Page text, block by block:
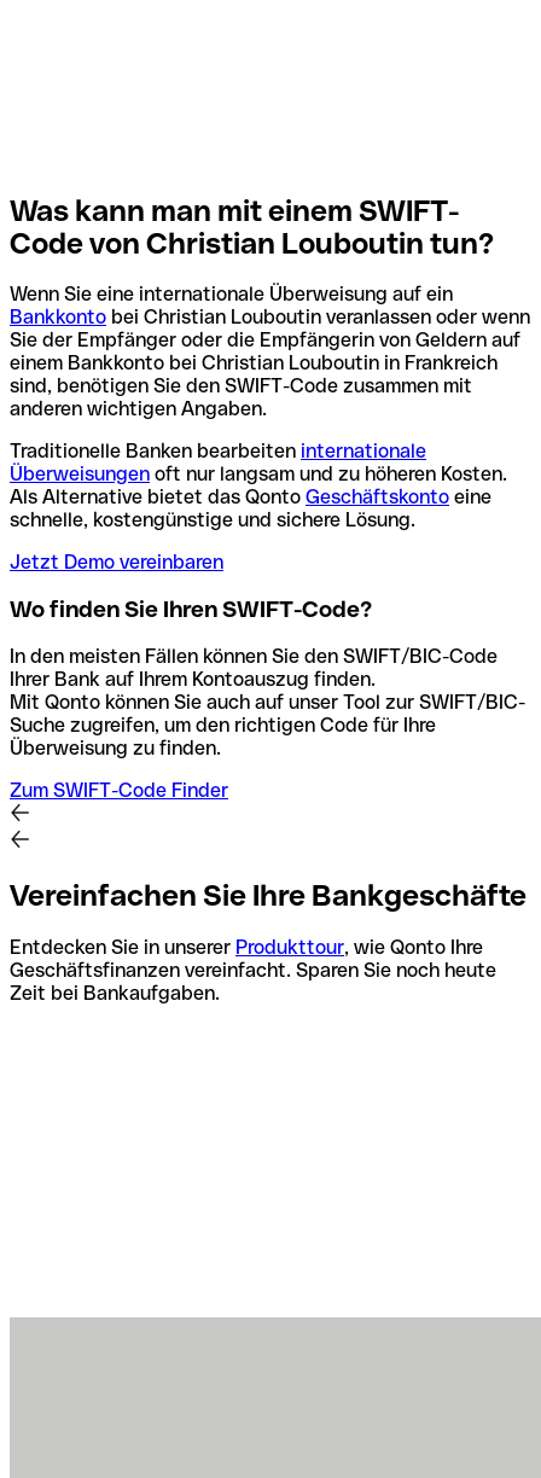
Was kann man mit einem SWIFT-
Code von Christian Louboutin tun?
Wenn Sie eine internationale Überweisung auf ein
Bankkonto bei Christian Louboutin veranlassen oder wenn
Sie der Empfänger oder die Empfängerin von Geldern auf
einem Bankkonto bei Christian Louboutin in Frankreich
sind, benötigen Sie den SWIFT-Code zusammen mit
anderen wichtigen Angaben.
Traditionelle Banken bearbeiten internationale
Überweisungen oft nur langsam und zu höheren Kosten.
Als Alternative bietet das Qonto Geschäftskonto eine
schnelle, kostengünstige und sichere Lösung.
Jetzt Demo vereinbaren
Wo finden Sie Ihren SWIFT-Code?
In den meisten Fällen können Sie den SWIFT/BIC-Code
Ihrer Bank auf Ihrem Kontoauszug finden.
Mit Qonto können Sie auch auf unser Tool zur SWIFT/BIC-
Suche zugreifen, um den richtigen Code für Ihre
Überweisung zu finden.
Zum SWIFT-Code Finder
Vereinfachen Sie Ihre Bankgeschäfte
Entdecken Sie in unserer Produkttour, wie Qonto Ihre
Geschäftsfinanzen vereinfacht. Sparen Sie noch heute
Zeit bei Bankaufgaben.